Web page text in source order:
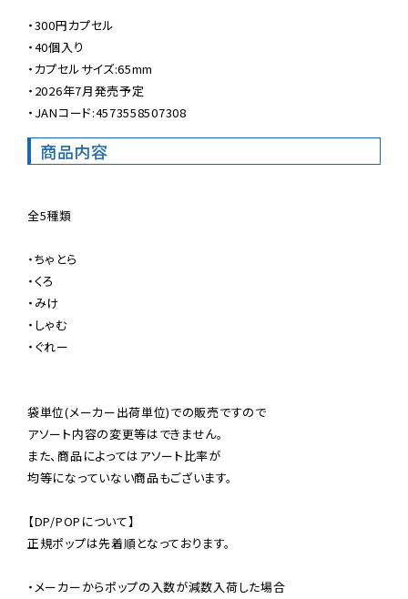
・300円カプセル
・40個入り
・カプセルサイズ:65mm
・2026年7月発売予定
・JANコード:4573558507308
商品内容
全5種類
・ちゃとら
・くろ
・みけ
・しゃむ
・ぐれー
袋単位(メーカー出荷単位)での販売ですので
アソート内容の変更等はできません。
また、商品によってはアソート比率が
均等になっていない商品もございます。
【DP/POPについて】
正規ポップは先着順となっております。
・メーカーからポップの入数が減数入荷した場合